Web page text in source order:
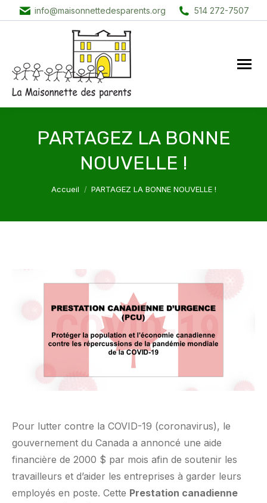
info@maisonnettedesparents.org 514 272-7507
PARTAGEZ LA BONNE
NOUVELLE !
Vous êtes ici :
Accueil PARTAGEZ LA BONNE NOUVELLE !
Pour lutter contre la COVID-19 (coronavirus), le
gouvernement du Canada a annoncé une aide
financière de 2000 $ par mois afin de soutenir les
travailleurs et d’aider les entreprises à garder leurs
employés en poste. Cette Prestation canadienne